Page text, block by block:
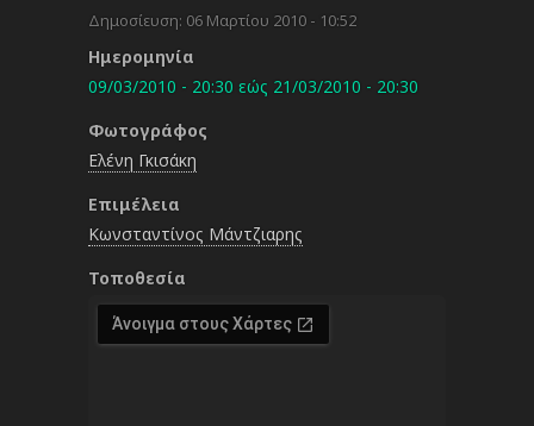
Δημοσίευση: 06 Μαρτίου 2010 - 10:52
Ημερομηνία
09/03/2010 - 20:30 εώς 21/03/2010 - 20:30
Φωτογράφος
Ελένη Γκισάκη
Επιμέλεια
Κωνσταντίνος Μάντζιαρης
Τοποθεσία